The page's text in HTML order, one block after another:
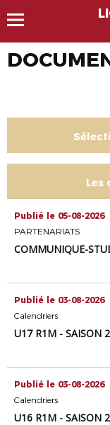
Les
Publié le 05-08-2026
PARTENARIATS
COMMUNIQUÉ-
Publié le 03-08-2026
Calendriers
U17 R1M - SAISON
Publié le 03-08-2026
Calendriers
U16 R1M - SAISON